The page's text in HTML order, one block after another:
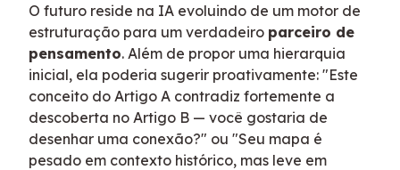
O futuro reside na IA evoluindo de um motor de
estruturação para um verdadeiro parceiro de
pensamento. Além de propor uma hierarquia
inicial, ela poderia sugerir proativamente: "Este
conceito do Artigo A contradiz fortemente a
descoberta no Artigo B — você gostaria de
desenhar uma conexão?" ou "Seu mapa é
pesado em contexto histórico, mas leve em